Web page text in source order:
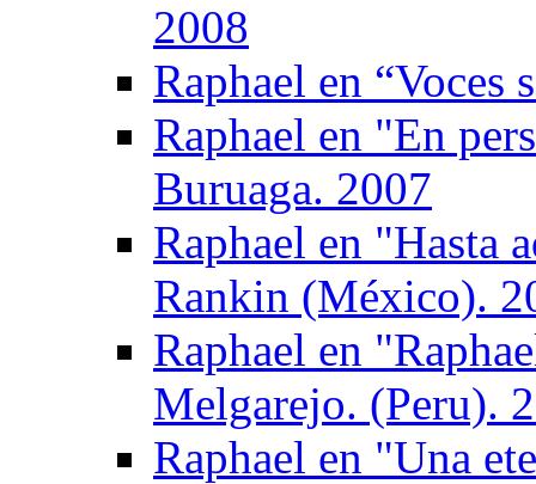
2008
Raphael en “Voces
Raphael en "En
Buruaga. 2007
Raphael en "Hasta
Rankin (México).
Raphael en
Melgarejo. (Peru).
Raphael en "Una